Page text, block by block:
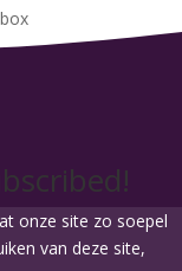
onze site zo soepel
van deze site,